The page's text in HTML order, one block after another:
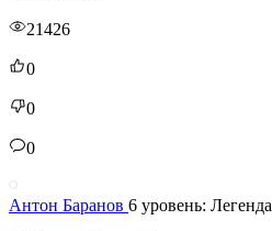
21426
0
0
0
Антон Баранов 6 уровень: Легенда